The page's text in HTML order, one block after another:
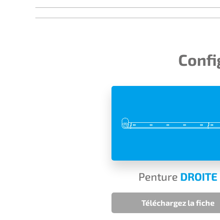
Penture DROITE
Téléchargez la fiche